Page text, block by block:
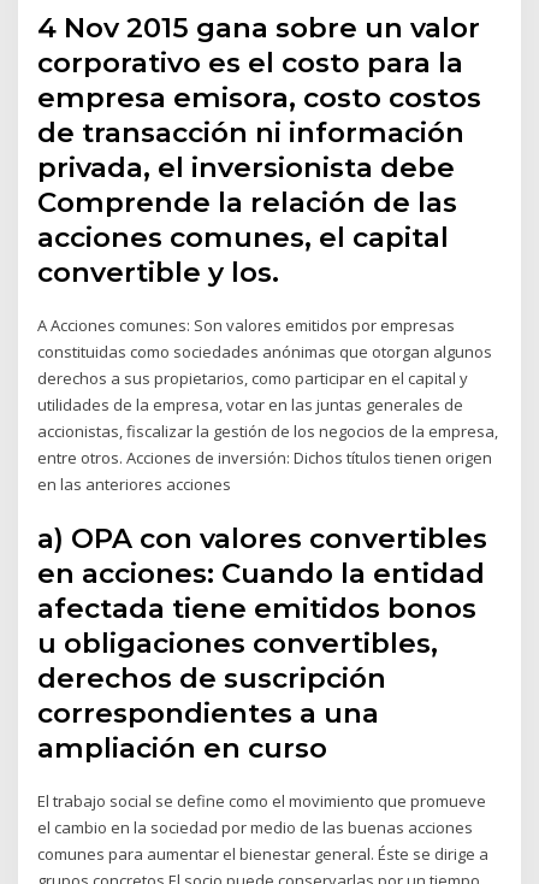
4 Nov 2015 gana sobre un valor
corporativo es el costo para la
empresa emisora, costo costos
de transacción ni información
privada, el inversionista debe
Comprende la relación de las
acciones comunes, el capital
convertible y los.
A Acciones comunes: Son valores emitidos por empresas
constituidas como sociedades anónimas que otorgan algunos
derechos a sus propietarios, como participar en el capital y
utilidades de la empresa, votar en las juntas generales de
accionistas, fiscalizar la gestión de los negocios de la empresa,
entre otros. Acciones de inversión: Dichos títulos tienen origen
en las anteriores acciones
a) OPA con valores convertibles
en acciones: Cuando la entidad
afectada tiene emitidos bonos
u obligaciones convertibles,
derechos de suscripción
correspondientes a una
ampliación en curso
El trabajo social se define como el movimiento que promueve
el cambio en la sociedad por medio de las buenas acciones
comunes para aumentar el bienestar general. Éste se dirige a